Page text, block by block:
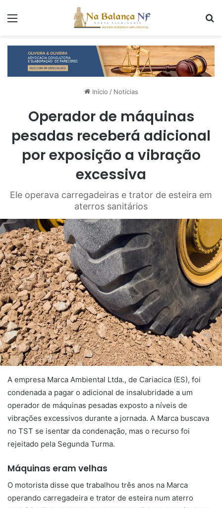
Início / Notícias
Operador de máquinas
pesadas receberá adicional
por exposição a vibração
excessiva
Ele operava carregadeiras e trator de esteira em
aterros sanitários
A empresa Marca Ambiental Ltda., de Cariacica (ES), foi
condenada a pagar o adicional de insalubridade a um
operador de máquinas pesadas exposto a níveis de
vibrações excessivos durante a jornada. A Marca buscava
no TST se isentar da condenação, mas o recurso foi
rejeitado pela Segunda Turma.
Máquinas eram velhas
O motorista disse que trabalhou três anos na Marca
operando carregadeira e trator de esteira num aterro